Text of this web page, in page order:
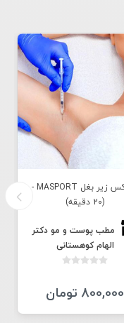
بوتاکس زیر بغل MASPORT -
(20 دقیقه)
مطب پوست و مو دكتر
الهام كوهستانى
800,000 تومان